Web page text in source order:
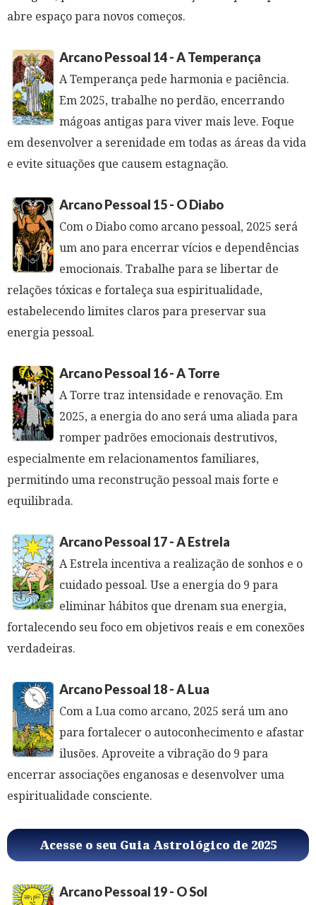
abre espaço para novos começos.
Arcano Pessoal 14 - A Temperança
A Temperança pede harmonia e paciência.
Em 2025, trabalhe no perdão, encerrando
mágoas antigas para viver mais leve. Foque
em desenvolver a serenidade em todas as áreas da vida
e evite situações que causem estagnação.
Arcano Pessoal 15 - O Diabo
Com o Diabo como arcano pessoal, 2025 será
um ano para encerrar vícios e dependências
emocionais. Trabalhe para se libertar de
relações tóxicas e fortaleça sua espiritualidade,
estabelecendo limites claros para preservar sua
energia pessoal.
Arcano Pessoal 16 - A Torre
A Torre traz intensidade e renovação. Em
2025, a energia do ano será uma aliada para
romper padrões emocionais destrutivos,
especialmente em relacionamentos familiares,
permitindo uma reconstrução pessoal mais forte e
equilibrada.
Arcano Pessoal 17 - A Estrela
A Estrela incentiva a realização de sonhos e o
cuidado pessoal. Use a energia do 9 para
eliminar hábitos que drenam sua energia,
fortalecendo seu foco em objetivos reais e em conexões
verdadeiras.
Arcano Pessoal 18 - A Lua
Com a Lua como arcano, 2025 será um ano
para fortalecer o autoconhecimento e afastar
ilusões. Aproveite a vibração do 9 para
encerrar associações enganosas e desenvolver uma
espiritualidade consciente.
Acesse o seu Guia Astrológico de 2025
Arcano Pessoal 19 - O Sol